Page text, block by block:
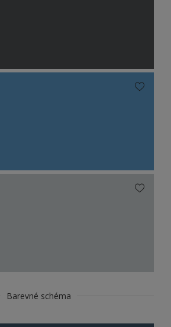
Barevné schéma